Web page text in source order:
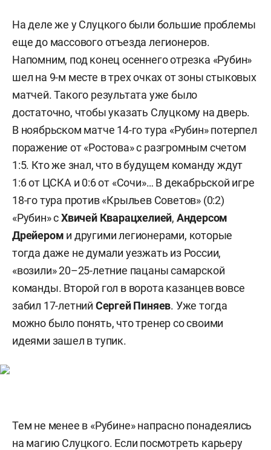
На деле же у Слуцкого были большие проблемы
еще до массового отъезда легионеров.
Напомним, под конец осеннего отрезка «Рубин»
шел на 9-м месте в трех очках от зоны стыковых
матчей. Такого результата уже было
достаточно, чтобы указать Слуцкому на дверь.
В ноябрьском матче 14-го тура «Рубин» потерпел
поражение от «Ростова» с разгромным счетом
1:5. Кто же знал, что в будущем команду ждут
1:6 от ЦСКА и 0:6 от «Сочи»… В декабрьской игре
18-го тура против «Крыльев Советов» (0:2)
«Рубин» сХвичей Кварацхелией, Андерсом
Дрейером и другими легионерами, которые
тогда даже не думали уезжать из России,
«возили» 20–25-летние пацаны самарской
команды. Второй гол в ворота казанцев вовсе
забил 17-летний Сергей Пиняев. Уже тогда
можно было понять, что тренер со своими
идеями зашел в тупик.
Тем не менее в «Рубине» напрасно понадеялись
на магию Слуцкого. Если посмотреть карьеру